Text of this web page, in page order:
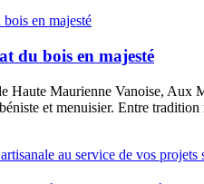
du bois en majesté
Haute Maurienne Vanoise, Aux
et menuisier. Entre